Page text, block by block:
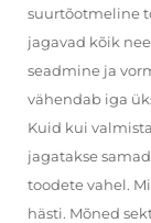
suurtõotmeline
jagavad kõik
seadmine ja
vähendab iga
Kuid kui
jagatakse
toodete vahel.
hästi. Mõned